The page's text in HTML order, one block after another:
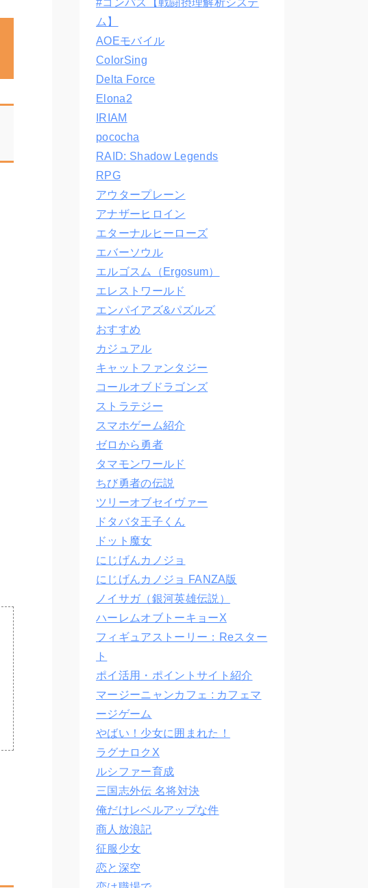
ム】
AOEモバイル
ColorSing
Delta Force
Elona2
IRIAM
pococha
RAID: Shadow Legends
RPG
アウタープレーン
アナザーヒロイン
エターナルヒーローズ
エバーソウル
エルゴスム（Ergosum）
エレストワールド
エンパイアズ&パズルズ
おすすめ
カジュアル
キャットファンタジー
コールオブドラゴンズ
ストラテジー
スマホゲーム紹介
ゼロから勇者
タマモンワールド
ちび勇者の伝説
ツリーオブセイヴァー
ドタバタ王子くん
ドット魔女
にじげんカノジョ
にじげんカノジョ FANZA版
ノイサガ（銀河英雄伝説）
ハーレムオブトーキョーX
フィギュアストーリー：Reスター
ト
ポイ活用・ポイントサイト紹介
マージーニャンカフェ : カフェマ
ージゲーム
やばい！少女に囲まれた！
ラグナロクX
ルシファー育成
三国志外伝 名将対決
俺だけレベルアップな件
商人放浪記
征服少女
恋と深空